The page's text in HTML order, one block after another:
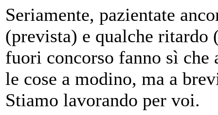
Seriamente, pazientate
(prevista) e qualche ritardo
fuori concorso fanno sì che
le cose a modino, ma a
Stiamo lavorando per voi.